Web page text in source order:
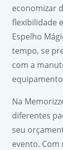
economizar
flexibilidade
Espelho
tempo, se
com a
Na
diferentes
seu
evento.